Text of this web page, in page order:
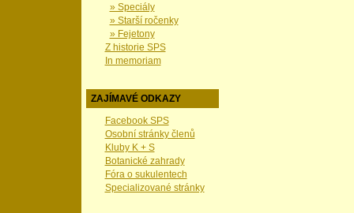
» Speciály
» Starší ročenky
» Fejetony
Z historie SPS
In memoriam
ZAJÍMAVÉ ODKAZY
Facebook SPS
Osobní stránky členů
Kluby K + S
Botanické zahrady
Fóra o sukulentech
Specializované stránky